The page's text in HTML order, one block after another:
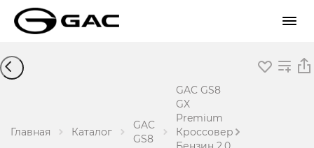
Главная Каталог
GAC
GS8
GAC GS8
GX
Premium
Кроссовер